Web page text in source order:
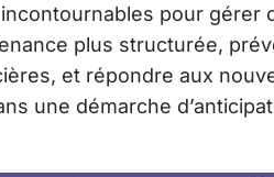
pour gérer
plus structurée,
et répondre aux
une démarche